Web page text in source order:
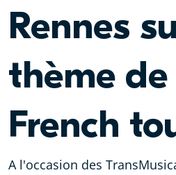
Rennes
thème
French
A l'occasion des